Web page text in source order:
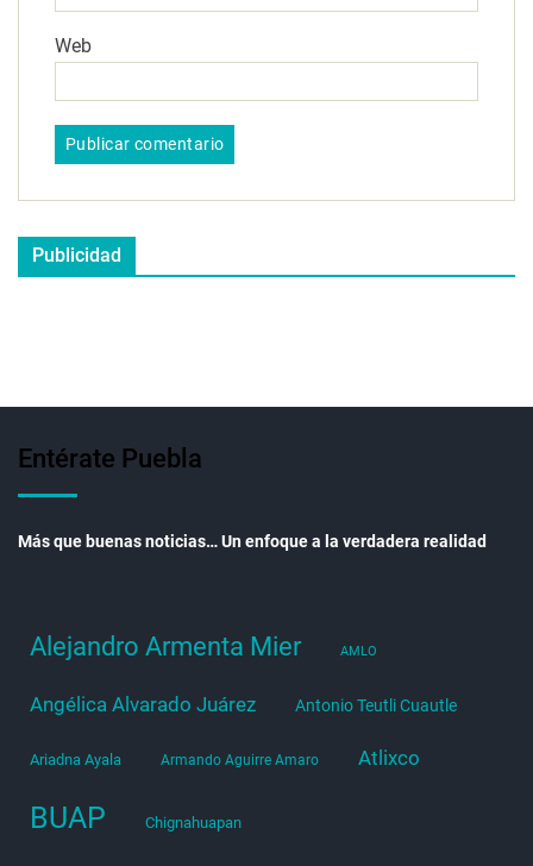
Web
Publicidad
Entérate Puebla
Más que buenas noticias… Un enfoque a la verdadera realidad
Alejandro Armenta Mier AMLO
Angélica Alvarado Juárez Antonio Teutli Cuautle
Ariadna Ayala Armando Aguirre Amaro Atlixco
BUAP Chignahuapan